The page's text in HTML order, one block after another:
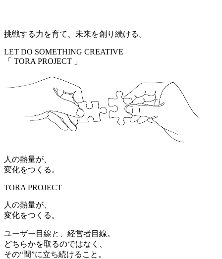
挑戦する力を育て、未来を創り続ける。
LET DO SOMETHING CREATIVE
「 TORA PROJECT 」
人の熱量が、
変化をつくる。
TORA PROJECT
人の熱量が、
変化をつくる。
ユーザー目線と、経営者目線。
どちらかを取るのではなく、
その“間”に立ち続けること。